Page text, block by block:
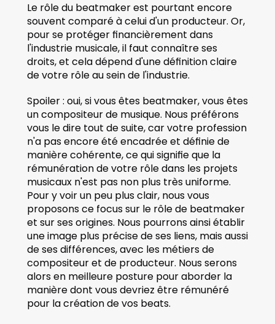
Le rôle du beatmaker est pourtant encore
souvent comparé à celui d'un producteur. Or,
pour se protéger financièrement dans
l'industrie musicale, il faut connaître ses
droits, et cela dépend d'une définition claire
de votre rôle au sein de l'industrie.
Spoiler : oui, si vous êtes beatmaker, vous êtes
un compositeur de musique. Nous préférons
vous le dire tout de suite, car votre profession
n'a pas encore été encadrée et définie de
manière cohérente, ce qui signifie que la
rémunération de votre rôle dans les projets
musicaux n'est pas non plus très uniforme.
Pour y voir un peu plus clair, nous vous
proposons ce focus sur le rôle de beatmaker
et sur ses origines. Nous pourrons ainsi établir
une image plus précise de ses liens, mais aussi
de ses différences, avec les métiers de
compositeur et de producteur. Nous serons
alors en meilleure posture pour aborder la
manière dont vous devriez être rémunéré
pour la création de vos beats.